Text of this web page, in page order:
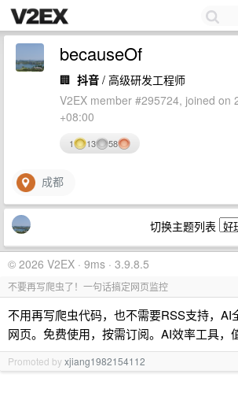
becauseOf
🏢 抖音 / 高级研发工程师
V2EX member #295724, joined on
+08:00
1 13 58
成都
切换主题列表
© 2026 V2EX · 9ms · 3.9.8.5
不要再写爬虫了！一句话搞定网页监控
不用再写爬虫代码，也不需要RSS支持，AI
网页。免费使用，按需订阅。AI效率工具，
Promoted byxjiang1982154112